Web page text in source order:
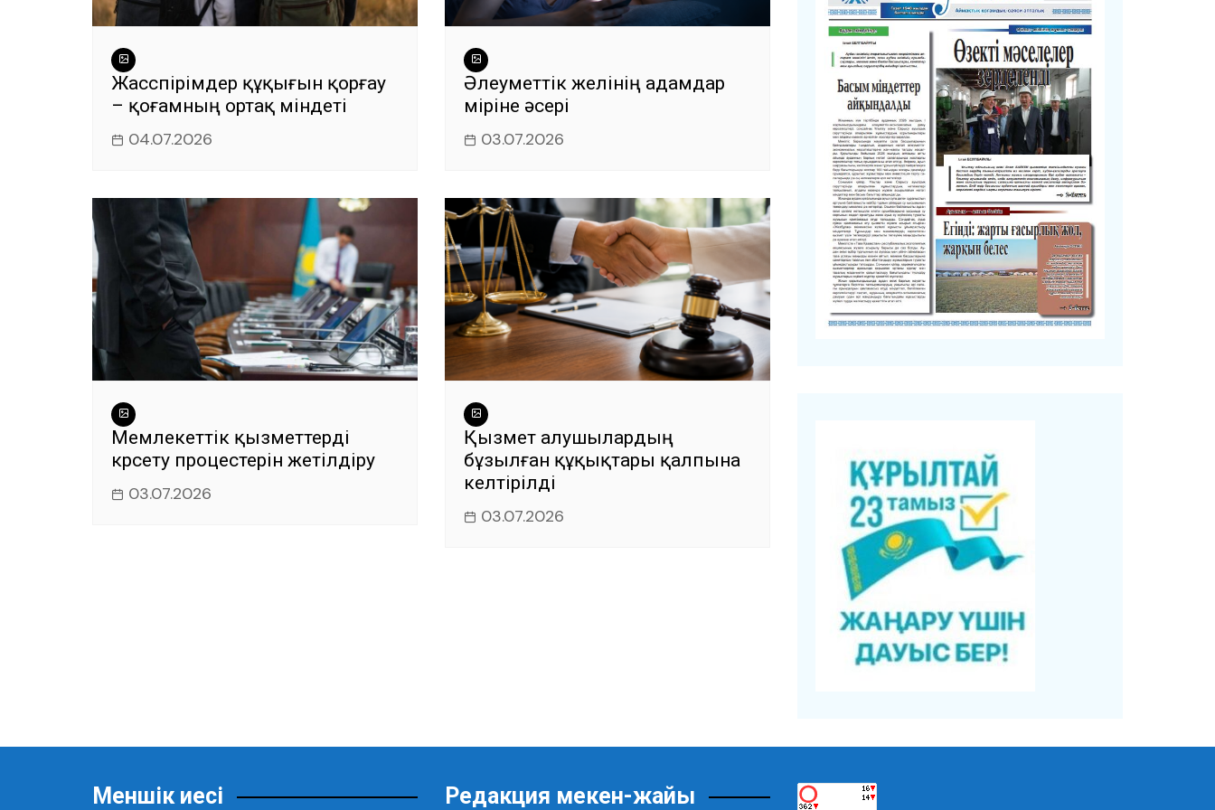
Жасөспірімдер құқығын қорғау
– қоғамның ортақ міндеті
04.07.2026
Әлеуметтік желінің адамдар
өміріне әсері
03.07.2026
Мемлекеттік қызметтерді
көрсету процестерін жетілдіру
03.07.2026
Қызмет алушылардың
бұзылған құқықтары қалпына
келтірілді
03.07.2026
Меншік иесі Редакция мекен-жайы